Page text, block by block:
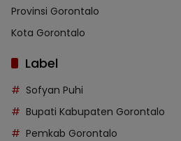
Provinsi Gorontalo
Kota Gorontalo
Label
Sofyan Puhi
Bupati Kabupaten Gorontalo
Pemkab Gorontalo